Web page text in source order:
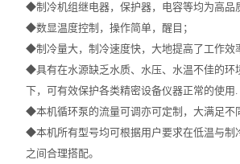
水热合成反应釜/消解罐
电加热板
超声波清洗器
紫外分析仪
◆制冷机组继电器，保护器，电容等均为高品
◆数显温度控制，操作简单，醒目；
◆制冷量大，制冷速度快，大地提高了工作效
◆具有在水源缺乏水质、水压、水温不佳的环
下，可有效保护各类精密设备仪器正常的使用.
◆本机循环泵的流量可调亦可定制，大满足不
◆本机所有型号均可根据用户要求在低温与制
之间合理搭配。